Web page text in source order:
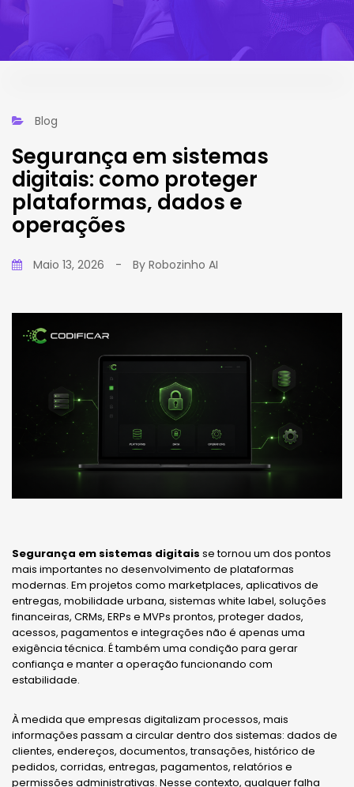
Blog
Segurança em sistemas
digitais: como proteger
plataformas, dados e
operações
Maio 13, 2026 - By Robozinho AI
Segurança em sistemas digitais se tornou um dos pontos
mais importantes no desenvolvimento de plataformas
modernas. Em projetos como marketplaces, aplicativos de
entregas, mobilidade urbana, sistemas white label, soluções
financeiras, CRMs, ERPs e MVPs prontos, proteger dados,
acessos, pagamentos e integrações não é apenas uma
exigência técnica. É também uma condição para gerar
confiança e manter a operação funcionando com
estabilidade.
À medida que empresas digitalizam processos, mais
informações passam a circular dentro dos sistemas: dados de
clientes, endereços, documentos, transações, histórico de
pedidos, corridas, entregas, pagamentos, relatórios e
permissões administrativas. Nesse contexto, qualquer falha